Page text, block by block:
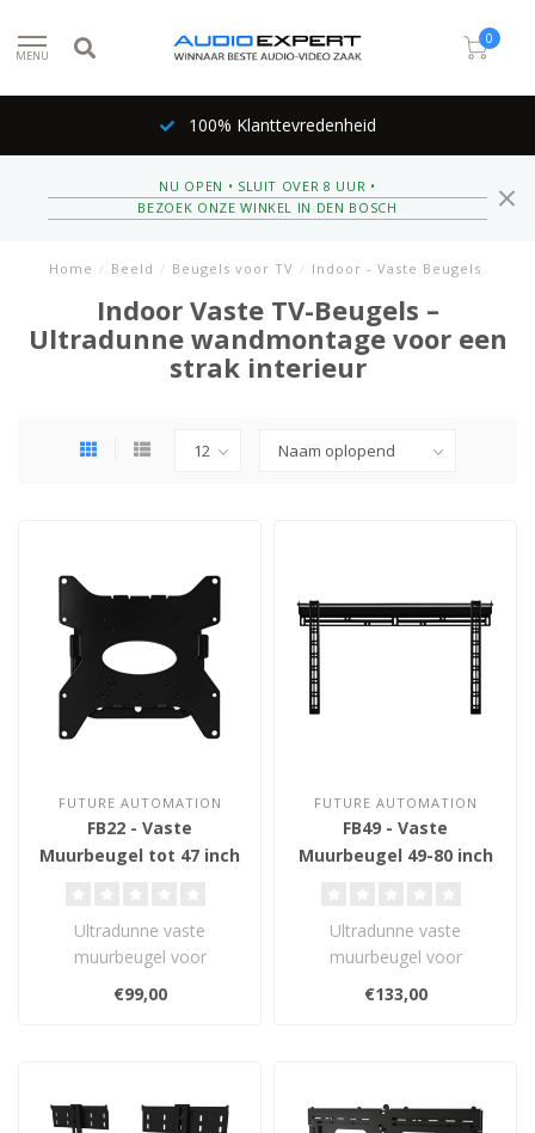
MENU
0
100% Klanttevredenheid
NU OPEN • SLUIT OVER 8 UUR •
BEZOEK ONZE WINKEL IN DEN BOSCH
Home / Beeld / Beugels voor TV / Indoor - Vaste Beugels
Indoor Vaste TV-Beugels –
Ultradunne wandmontage voor een
strak interieur
FUTURE AUTOMATION
FB22 - Vaste
Muurbeugel tot 47 inch
Ultradunne vaste
muurbeugel voor
schermen tot 47 inch.
Slechts 15 mm diep, VESA
€99,00
FUTURE AUTOMATION
FB49 - Vaste
Muurbeugel 49-80 inch
Ultradunne vaste
muurbeugel voor
schermen van 49" tot 80".
VESA-compatibel tot 8..
€133,00